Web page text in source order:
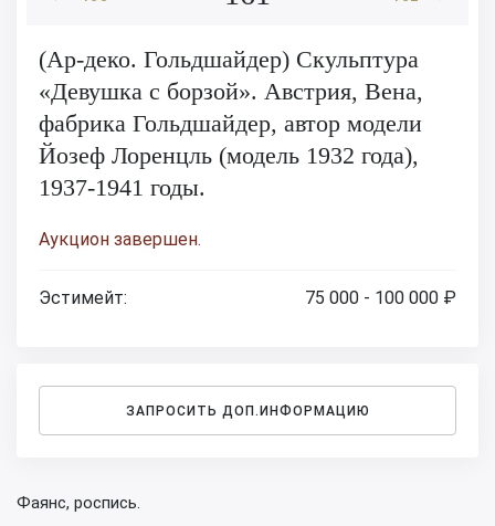
(Ар-деко. Гольдшайдер) Скульптура
«Девушка с борзой». Австрия, Вена,
фабрика Гольдшайдер, автор модели
Йозеф Лоренцль (модель 1932 года),
1937-1941 годы.
Аукцион завершен.
Эстимейт: 75 000 - 100 000 ₽
ЗАПРОСИТЬ ДОП.ИНФОРМАЦИЮ
Фаянс, роспись.